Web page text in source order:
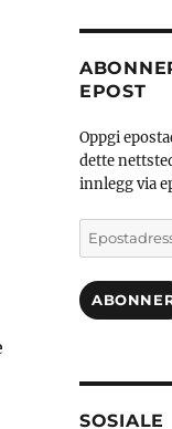
EPOST
Oppgi
dette
innlegg via
Epostadresse
SOSIALE